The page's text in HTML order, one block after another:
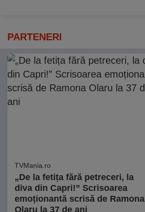
PARTENERI
TVMania.ro
„De la fetița fără petreceri, la
diva din Capri!” Scrisoarea
emoționantă scrisă de Ramona
Olaru la 37 de ani